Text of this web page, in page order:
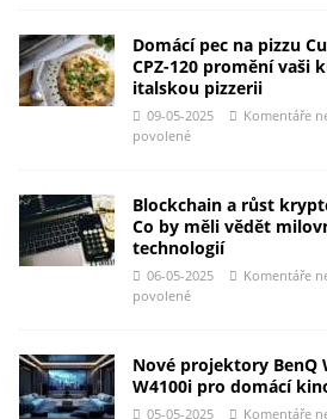
Domácí pec na pizzu
CPZ-120 promění vaši
italskou pizzerii
09-05-2025
Komentáře
povolené
Blockchain a růst
Co by měli vědět
technologií
06-05-2025
Komentáře
povolené
Nové projektory BenQ
W4100i pro domácí
05-05-2025
Komentáře